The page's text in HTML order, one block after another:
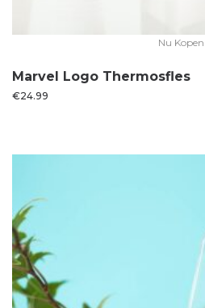
Nu Kopen
Marvel Logo Thermosfles
€24.99